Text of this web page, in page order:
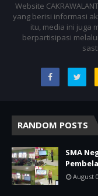
Website
yang berisi informasi
itu, media ini juga
berpartisipasi
RANDOM POSTS
SMA
August